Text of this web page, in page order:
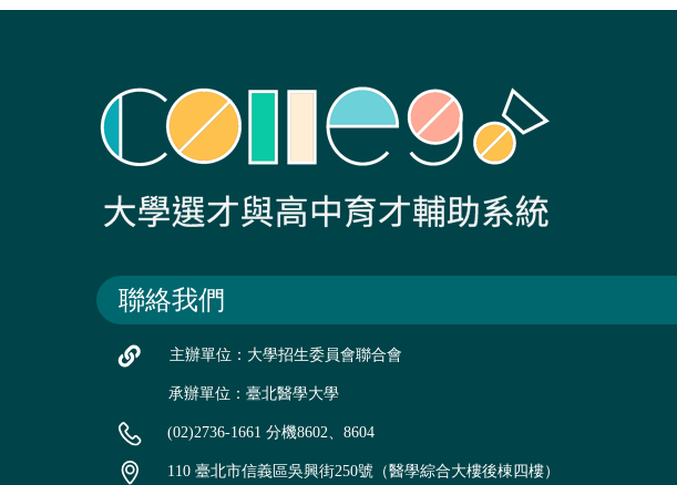
聯絡我們
主辦單位：大學招生委員會聯合會
承辦單位：臺北醫學大學
(02)2736-1661 分機8602、8604
110 臺北市信義區吳興街250號（醫學綜合大樓後棟四樓）